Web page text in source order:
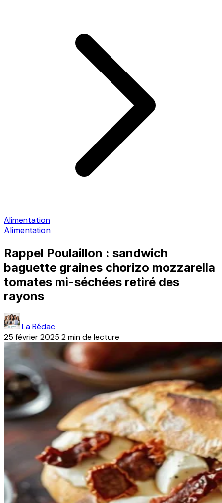
Alimentation
Alimentation
Rappel Poulaillon : sandwich
baguette graines chorizo mozzarella
tomates mi-séchées retiré des
rayons
La Rédac
25 février 2025 2 min de lecture